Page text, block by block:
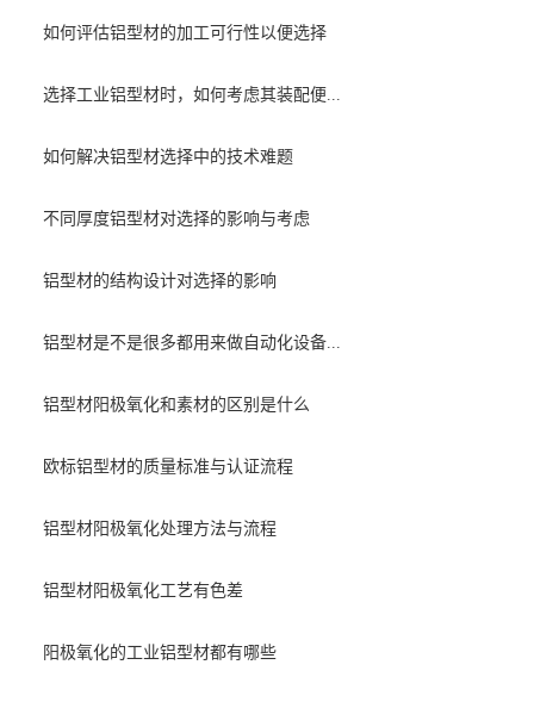
如何评估铝型材的加工可行性以便选择
选择工业铝型材时，如何考虑其装配便...
如何解决铝型材选择中的技术难题
不同厚度铝型材对选择的影响与考虑
铝型材的结构设计对选择的影响
铝型材是不是很多都用来做自动化设备...
铝型材阳极氧化和素材的区别是什么
欧标铝型材的质量标准与认证流程
铝型材阳极氧化处理方法与流程
铝型材阳极氧化工艺有色差
阳极氧化的工业铝型材都有哪些